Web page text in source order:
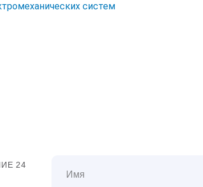
систем
24
Имя